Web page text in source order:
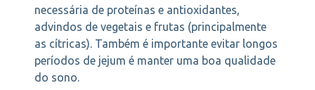
necessária de proteínas e antioxidantes,
advindos de vegetais e frutas (principalmente
as cítricas). Também é importante evitar longos
períodos de jejum é manter uma boa qualidade
do sono.